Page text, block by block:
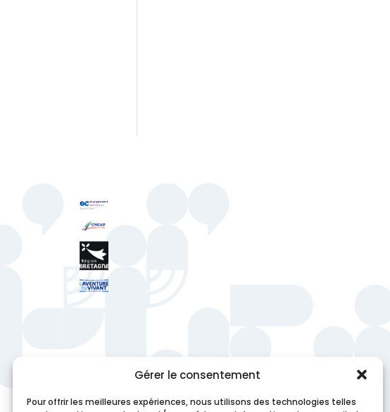
Gérer le consentement
Pour offrir les meilleures expériences, nous utilisons des technologies telles